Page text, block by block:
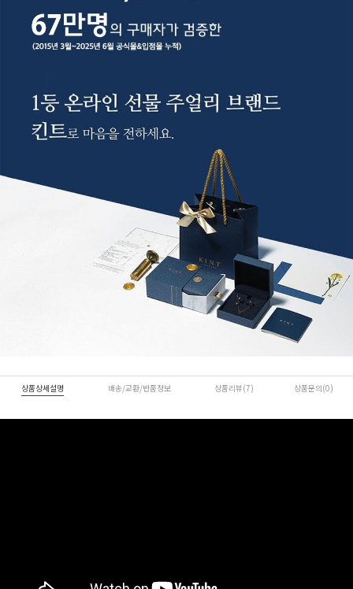
상품상세설명 배송/교환/반품정보 상품리뷰(7) 상품문의(0)